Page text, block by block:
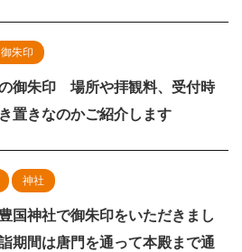
御朱印
御朱印 場所や拝観料、受付時
置きなのかご紹介します
神社
国神社で御朱印をいただきまし
期間は唐門を通って本殿まで通